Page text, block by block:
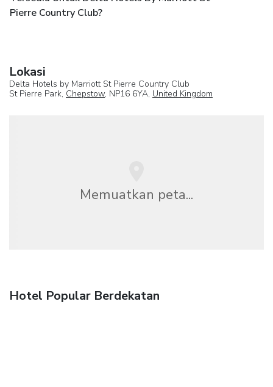
Pierre Country Club?
Lokasi
Delta Hotels by Marriott St Pierre Country Club
St Pierre Park, Chepstow, NP16 6YA, United Kingdom
Memuatkan peta...
Hotel Popular Berdekatan